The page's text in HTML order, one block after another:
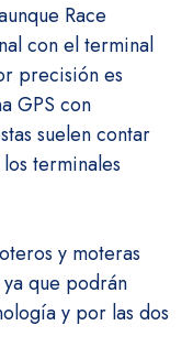
Race
con el terminal
precisión es
GPS con
suelen contar
terminales
y moteras
ya que podrán
y por las dos